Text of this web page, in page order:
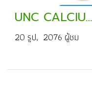
UNC CALCIUM
20 รูป, 2076 ผู้ชม